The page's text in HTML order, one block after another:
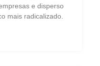
e disperso
mais radicalizado.